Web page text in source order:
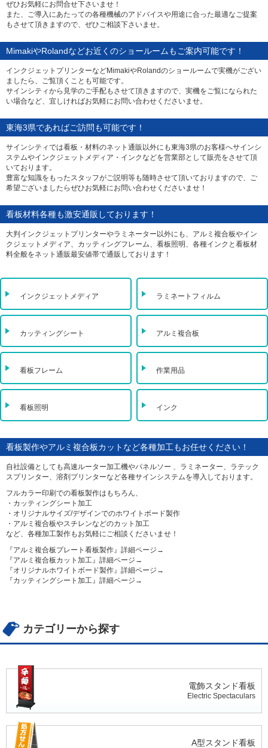
ぜひお気軽にお問合せ下さいませ！
また、ご導入にあたっての各種機械のアドバイスや用途に合った最適なご提案
もさせて頂きますので、ぜひご相談下さいませ。
MimakiやRolandなどお近くのショールームもご案内可能です！
インクジェットプリンターなどMimakiやRolandのショールームで実機がござい
ましたら、ご覧頂くことも可能です。
サインシティから見学のご手配もさせて頂きますので、実機をご覧になられた
い場合など、宜しければお気軽にお問い合わせくださいませ。
東海3県であればご訪問も可能です！
サインシティでは看板・材料のネット通販以外にも東海3県のお客様へサインシ
ステムやインクジェットメディア・インクなどを営業部として販売をさせて頂
いております。
豊富な知識をもったスタッフがご説明等も随時させて頂いておりますので、ご
希望ございましたらぜひお気軽にお問い合わせくださいませ！
看板材料各種も激安通販しております！
大判インクジェットプリンターやラミネーター以外にも、アルミ複合板やイン
クジェットメディア、カッティングフレーム、看板照明、各種インクと看板材
料全般をネット通販最安値帯で通販しております！
インクジェットメディア ラミネートフィルム
カッティングシート アルミ複合板
看板フレーム 作業用品
看板照明 インク
看板製作やアルミ複合板カットなど各種加工もお任せください！
自社設備としても高速ルーター加工機やパネルソー 、ラミネーター、ラテック
スプリンター、溶剤プリンターなど各種サインシステムを導入しております。
フルカラー印刷での看板製作はもちろん、
・カッティングシート加工
・オリジナルサイズ/デザインでのホワイトボード製作
・アルミ複合板やスチレンなどのカット加工
など、各種加工製作もお気軽にご相談くださいませ！
『アルミ複合板プレート看板製作』詳細ページ→
『アルミ複合板カット加工』詳細ページ→
『オリジナルホワイトボード製作』詳細ページ→
『カッティングシート加工』詳細ページ→
カテゴリーから探す
電飾スタンド看板
Electric Spectaculars
A型スタンド看板